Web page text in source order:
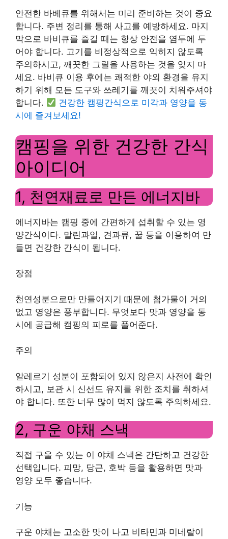
안전한 바베큐를 위해서는 미리 준비하는 것이 중요
합니다. 주변 정리를 통해 사고를 예방하세요. 마지
막으로 바비큐를 즐길 때는 항상 안전을 염두에 두
어야 합니다. 고기를 비정상적으로 익히지 않도록
주의하시고, 깨끗한 그릴을 사용하는 것을 잊지 마
세요. 바비큐 이용 후에는 쾌적한 야외 환경을 유지
하기 위해 모든 도구와 쓰레기를 깨끗이 치워주셔야
합니다.
건강한 캠핑간식으로 미각과 영양을 동
시에 즐겨보세요!
캠핑을 위한 건강한 간식
아이디어
1, 천연재료로 만든 에너지바
에너지바는 캠핑 중에 간편하게 섭취할 수 있는 영
양간식이다. 말린과일, 견과류, 꿀 등을 이용하여 만
들면 건강한 간식이 됩니다.
장점
천연성분으로만 만들어지기 때문에 첨가물이 거의
없고 영양은 풍부합니다. 무엇보다 맛과 영양을 동
시에 공급해 캠핑의 피로를 풀어준다.
주의
알레르기 성분이 포함되어 있지 않은지 사전에 확인
하시고, 보관 시 신선도 유지를 위한 조치를 취하셔
야 합니다. 또한 너무 많이 먹지 않도록 주의하세요.
2, 구운 야채 스낵
직접 구울 수 있는 이 야채 스낵은 간단하고 건강한
선택입니다. 피망, 당근, 호박 등을 활용하면 맛과
영양 모두 좋습니다.
기능
구운 야채는 고소한 맛이 나고 비타민과 미네랄이